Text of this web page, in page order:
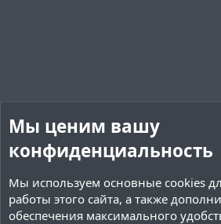
л
о
с
Мы ценим вашу
конфиденциальность
Мы используем основные cookies
работы этого сайта, а также
обеспечения максимального